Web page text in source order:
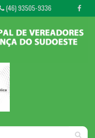
(46) 93505-9336